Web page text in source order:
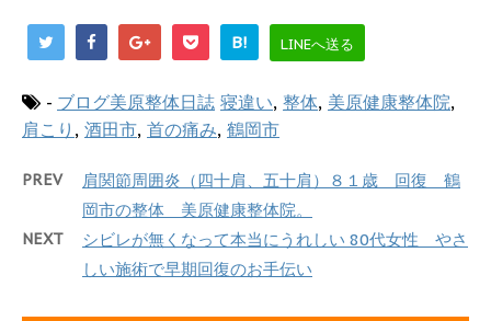
B! LINEへ送る
- ブログ美原整体日誌 寝違い, 整体, 美原健康整体院,
肩こり , 酒田市, 首の痛み, 鶴岡市
PREV
肩関節周囲炎（四十肩、五十肩）８１歳 回復 鶴
岡市の整体 美原健康整体院。
NEXT
シビレが無くなって本当にうれしい 80代女性 やさ
しい施術で早期回復のお手伝い